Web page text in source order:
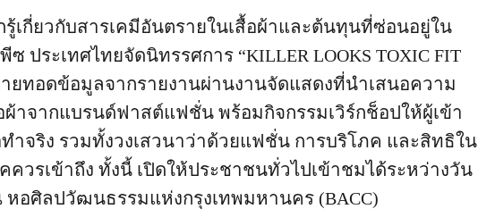
เกี่ยวกับสารเคมีอันตรายในเสื้อผ้าและต้นทุนที่ซ่อนอยู่ใน
ประเทศไทยจัดนิทรรศการ “KILLER LOOKS TOXIC FIT
ายทอดข้อมูลจากรายงานผ่านงานจัดแสดงที่นำเสนอความ
ผ้าจากแบรนด์ฟาสต์แฟชั่น พร้อมกิจกรรมเวิร์กช็อปให้ผู้เข้า
ำจริง รวมทั้งวงเสวนาว่าด้วยแฟชั่น การบริโภค และสิทธิใน
วรเข้าถึง ทั้งนี้ เปิดให้ประชาชนทั่วไปเข้าชมได้ระหว่างวัน
หอศิลปวัฒนธรรมแห่งกรุงเทพมหานคร (BACC)